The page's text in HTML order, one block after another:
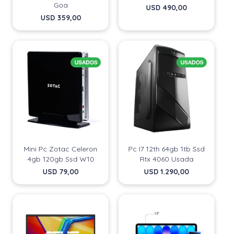
Goa
USD 359,00
USD 490,00
Mini Pc Zotac Celeron
4gb 120gb Ssd W10
USD 79,00
Pc I7 12th 64gb 1tb Ssd
Rtx 4060 Usada
USD 1.290,00